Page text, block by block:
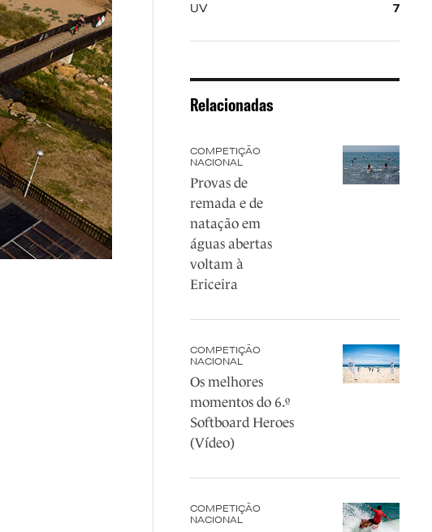
UV
7
Relacionadas
COMPETIÇÃO
NACIONAL
Provas de
remada e de
natação em
águas abertas
voltam à
Ericeira
COMPETIÇÃO
NACIONAL
Os melhores
momentos do 6.º
Softboard Heroes
(Vídeo)
COMPETIÇÃO
NACIONAL